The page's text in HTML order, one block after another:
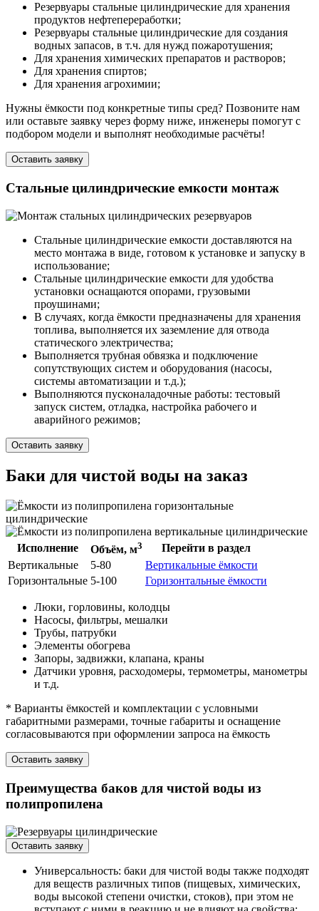
Резервуары стальные цилиндрические для хранения
продуктов нефтепереработки;
Резервуары стальные цилиндрические для создания
водных запасов, в т.ч. для нужд пожаротушения;
Для хранения химических препаратов и растворов;
Для хранения спиртов;
Для хранения агрохимии;
Нужны ёмкости под конкретные типы сред? Позвоните нам
или оставьте заявку через форму ниже, инженеры помогут с
подбором модели и выполнят необходимые расчёты!
Оставить заявку
Стальные цилиндрические емкости монтаж
Стальные цилиндрические емкости доставляются на
место монтажа в виде, готовом к установке и запуску в
использование;
Стальные цилиндрические емкости для удобства
установки оснащаются опорами, грузовыми
проушинами;
В случаях, когда ёмкости предназначены для хранения
топлива, выполняется их заземление для отвода
статического электричества;
Выполняется трубная обвязка и подключение
сопутствующих систем и оборудования (насосы,
системы автоматизации и т.д.);
Выполняются пусконаладочные работы: тестовый
запуск систем, отладка, настройка рабочего и
аварийного режимов;
Оставить заявку
Баки для чистой воды на заказ
Исполнение Объём, м3
Перейти в раздел
Вертикальные
5-80
Вертикальные ёмкости
Горизонтальные 5-100 Горизонтальные ёмкости
Люки, горловины, колодцы
Насосы, фильтры, мешалки
Трубы, патрубки
Элементы обогрева
Запоры, задвижки, клапана, краны
Датчики уровня, расходомеры, термометры, манометры
и т.д.
* Варианты ёмкостей и комплектации с условными
габаритными размерами, точные габариты и оснащение
согласовываются при оформлении запроса на ёмкость
Оставить заявку
Преимущества баков для чистой воды из
полипропилена
Оставить заявку
Универсальность: баки для чистой воды также подходят
для веществ различных типов (пищевых, химических,
воды высокой степени очистки, стоков), при этом не